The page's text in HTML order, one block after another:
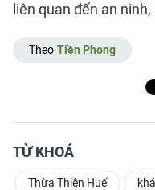
liên quan đến an
Theo Tiền Phong
TỪ KHOÁ
Thừa Thiên Huế